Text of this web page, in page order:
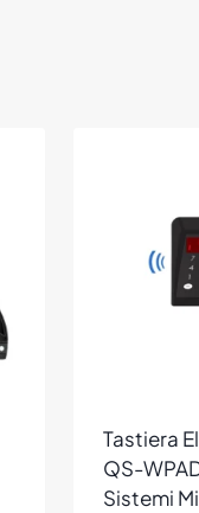
Tastiera
QS-
Sistemi